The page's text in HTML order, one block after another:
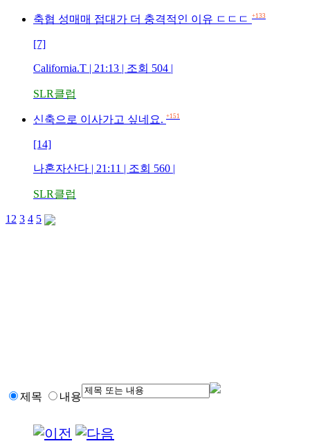
축협 성매매 접대가 더 충격적인 이유 ㄷㄷㄷ +133
[7]
California.T | 21:13 | 조회 504 |
SLR클럽
신축으로 이사가고 싶네요. +151
[14]
나혼자산다 | 21:11 | 조회 560 |
SLR클럽
1 2 3 4 5
제목 내용